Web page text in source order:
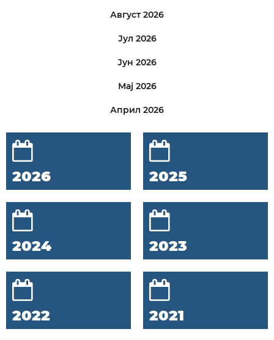
Август 2026
Јул 2026
Јун 2026
Мај 2026
Април 2026
2026 2025
2024 2023
2022 2021